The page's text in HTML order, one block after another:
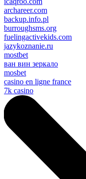
archareer.com
backup.info.pl
burroughsms.org
fuelingactivekids.com
jazykoznanie.ru
mostbet
ван вин зеркало
mosbet
casino en ligne france
7k casino